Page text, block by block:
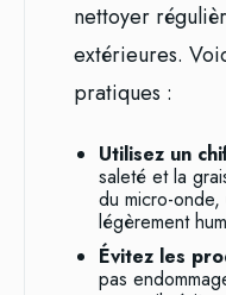
nettoyer
extérieures.
pratiques :
Utilisez un
saleté et la
du micro-
légèrement
Évitez les
pas